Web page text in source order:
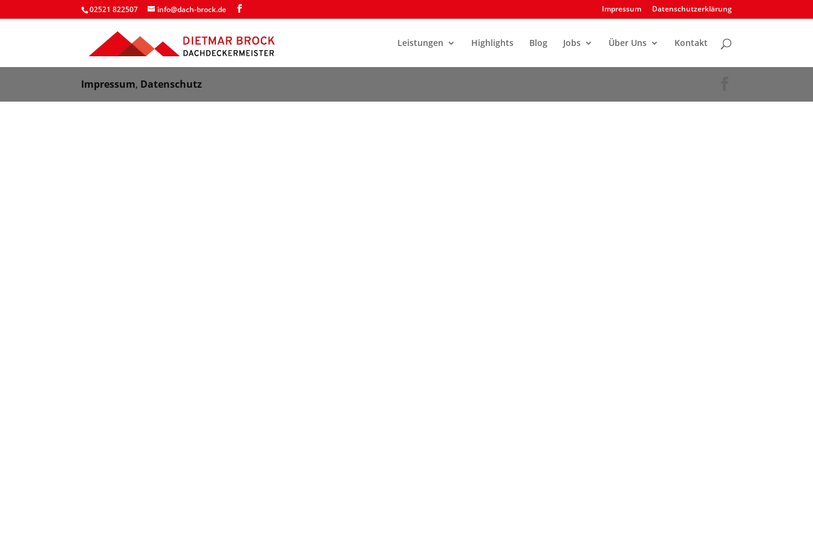
02521 822507 info@dach-brock.de Impressum Datenschutzerklärung
Leistungen Highlights Blog Jobs Über Uns Kontakt
Impressum, Datenschutz